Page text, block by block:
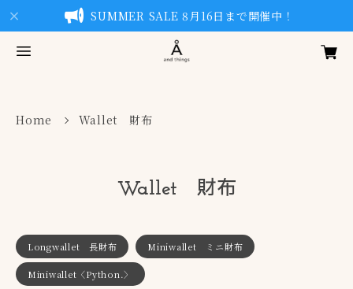
SUMMER SALE 8月16日まで開催中！
Home Wallet 財布
Wallet 財布
Longwallet 長財布 Miniwallet ミニ財布
Miniwallet〈Python.〉